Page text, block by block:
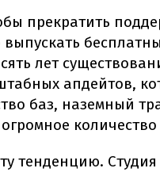
прекратить
выпускать
лет
апдейтов,
баз, наземный
тенденцию. Студия